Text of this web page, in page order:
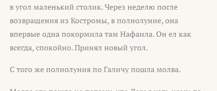
в угол маленький столик. Через неделю после
возвращения из Костромы, в полнолуние, она
впервые одна покормила там Нафаила. Он ел как
всегда, спокойно. Принял новый угол.
С того же полнолуния по Галичу пошла молва.